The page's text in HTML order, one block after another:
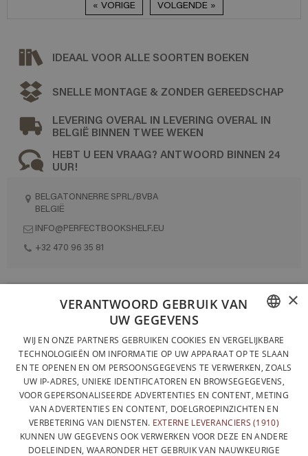
« VORIGE VOLGENDE »
IDEAAL VOOR ALLE SOORTEN BOEKEN
SNELLE MONTAGE & ZONDER GEREEDSCHAP
LEVERING OVERAL IN LEVERING OVERAL IN
BELGIË BINNEN TWEE WEKEN
HEBT U EEN VRAAG? ANTWOORD BINNEN 24
UUR!
BELGATONNERRE SPRL/BVBA
BELGIË
INFO@PERFECTBOOKSHELF.EU
+32 470 96 35 81
VOLLEDIG ONTWORPEN EN GEPRODUCEERD IN BELGIË
PRIVACYBELEID
ALGEMENE VERKOOPVOORWAARDEN
SITEMAP
FRENCH
DUTCH
ENGLISH
×
VERANTWOORD GEBRUIK VAN
UW GEGEVENS
WIJ EN ONZE PARTNERS GEBRUIKEN COOKIES EN VERGELIJKBARE
TECHNOLOGIEËN OM INFORMATIE OP UW APPARAAT OP TE SLAAN
EN TE OPENEN EN OM PERSOONSGEGEVENS TE VERWERKEN, ZOALS
UW IP-ADRES, UNIEKE IDENTIFICATOREN EN BROWSEGEGEVENS,
VOOR GEPERSONALISEERDE ADVERTENTIES EN CONTENT, METING
VAN ADVERTENTIES EN CONTENT, DOELGROEPINZICHTEN EN
VERBETERING VAN DIENSTEN. EXTERNE LEVERANCIERS (1910)
KUNNEN UW GEGEVENS OOK VERWERKEN VOOR DEZE EN ANDERE
DOELEINDEN, WAARONDER HET GEBRUIK VAN NAUWKEURIGE